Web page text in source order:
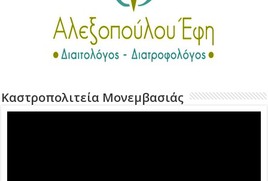
Καστροπολιτεία Μονεμβασιάς